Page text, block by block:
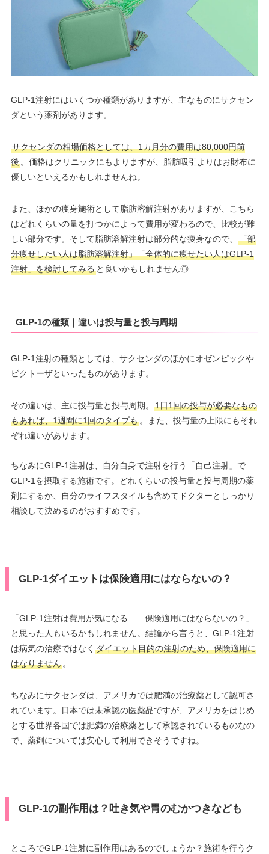
GLP-1注射にはいくつか種類がありますが、主なものにサクセン
ダという薬剤があります。
サクセンダの相場価格としては、1カ月分の費用は80,000円前
後。価格はクリニックにもよりますが、脂肪吸引よりはお財布に
優しいといえるかもしれませんね。
また、ほかの痩身施術として脂肪溶解注射がありますが、こちら
はどれくらいの量を打つかによって費用が変わるので、比較が難
しい部分です。そして脂肪溶解注射は部分的な痩身なので、
「部
分痩せしたい人は脂肪溶解注射」「全体的に痩せたい人はGLP-1
注射」を検討してみると良いかもしれません◎
GLP-1の種類｜違いは投与量と投与周期
GLP-1注射の種類としては、サクセンダのほかにオゼンピックや
ビクトーザといったものがあります。
その違いは、主に投与量と投与周期。
1日1回の投与が必要なもの
もあれば、1週間に1回のタイプも。また、投与量の上限にもそれ
ぞれ違いがあります。
ちなみにGLP-1注射は、自分自身で注射を行う「自己注射」で
GLP-1を摂取する施術です。どれくらいの投与量と投与周期の薬
剤にするか、自分のライフスタイルも含めてドクターとしっかり
相談して決めるのがおすすめです。
GLP-1ダイエットは保険適用にはならないの？
「GLP-1注射は費用が気になる……保険適用にはならないの？」
と思った人もいるかもしれません。結論から言うと、GLP-1注射
は病気の治療ではなく ダイエット目的の注射のため、保険適用に
はなりません。
ちなみにサクセンダは、アメリカでは肥満の治療薬として認可さ
れています。日本では未承認の医薬品ですが、アメリカをはじめ
とする世界各国では肥満の治療薬として承認されているものなの
で、薬剤については安心して利用できそうですね。
GLP-1の副作用は？吐き気や胃のむかつきなども
ところでGLP-1注射に副作用はあるのでしょうか？施術を行うク